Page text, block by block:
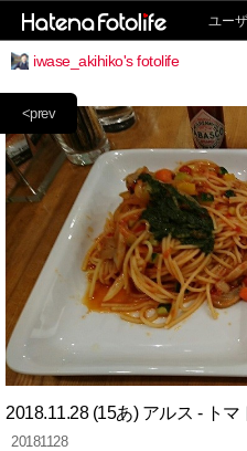
ユー
iwase_akihiko's fotolife
<prev
2018.11.28 (15あ) アルス - ト
20181128